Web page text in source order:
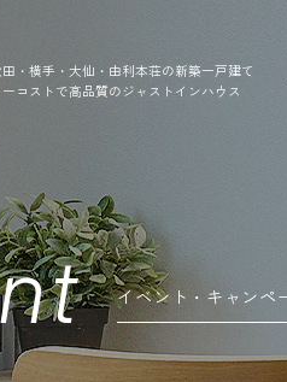
・横手・大仙・由利本荘の新築一戸建て
ーコストで高品質のジャストインハウス
イベント・キャンペ